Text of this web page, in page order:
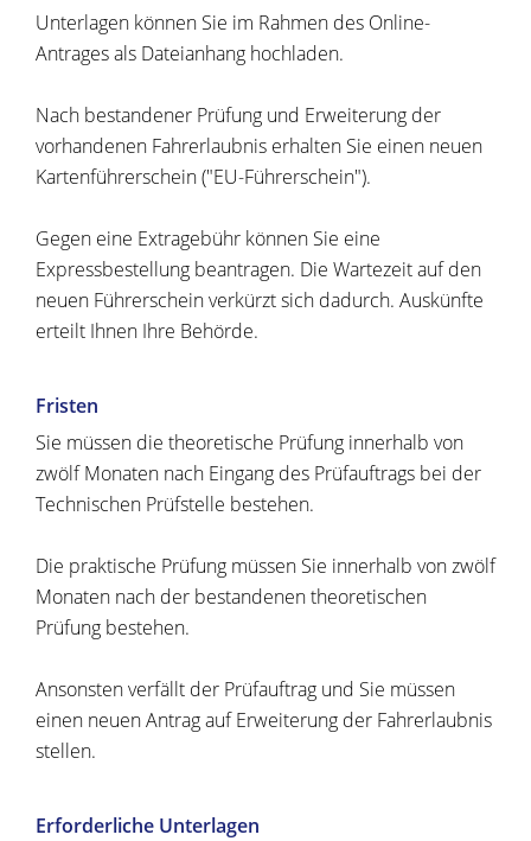
Unterlagen können Sie im Rahmen des Online-
Antrages als Dateianhang hochladen.
Nach bestandener Prüfung und Erweiterung der
vorhandenen Fahrerlaubnis erhalten Sie einen neuen
Kartenführerschein ("EU-Führerschein").
Gegen eine Extragebühr können Sie eine
Expressbestellung beantragen. Die Wartezeit auf den
neuen Führerschein verkürzt sich dadurch. Auskünfte
erteilt Ihnen Ihre Behörde.
Fristen
Sie müssen die theoretische Prüfung innerhalb von
zwölf Monaten nach Eingang des Prüfauftrags bei der
Technischen Prüfstelle bestehen.
Die praktische Prüfung müssen Sie innerhalb von zwölf
Monaten nach der bestandenen theoretischen
Prüfung bestehen.
Ansonsten verfällt der Prüfauftrag und Sie müssen
einen neuen Antrag auf Erweiterung der Fahrerlaubnis
stellen.
Erforderliche Unterlagen